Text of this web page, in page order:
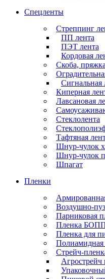
Спецленты
Стреппинг
ПП лента
ПЭТ лента
Кордовая
Скоба,
Сигнальная
Киперная
Лавсановая
Стеклолента
Тафтяная
Шнур-чулок
Шнур-чулок
Шпагат
Пленки
Воздушно-
Парниковая
Пленка
Пленка для
Полиамидная
Стрейч-
Агрострейч